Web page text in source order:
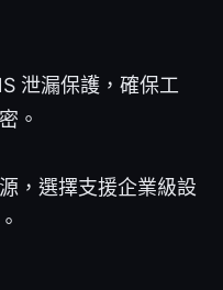
泄漏保護，確保工
。
，選擇支援企業級設